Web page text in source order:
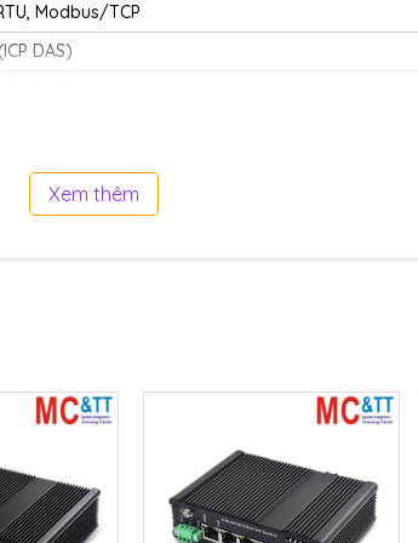
Modbus/TCP
DAS)
time selection
140 gm
recommended) for full duplex
Xem thêm